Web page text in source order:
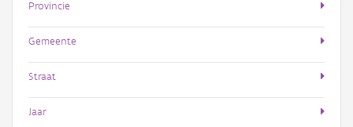
Provincie
Gemeente
Straat
Jaar